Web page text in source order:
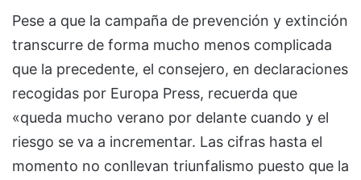
Pese a que la campaña de prevención y extinción
transcurre de forma mucho menos complicada
que la precedente, el consejero, en declaraciones
recogidas por Europa Press, recuerda que
«queda mucho verano por delante cuando y el
riesgo se va a incrementar. Las cifras hasta el
momento no conllevan triunfalismo puesto que la